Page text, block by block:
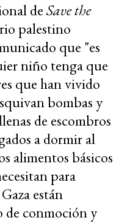
deSave the
palestino
que "es
niño tenga que
que han vivido
bombas y
de escombros
a dormir al
alimentos básicos
para
están
de conmoción y